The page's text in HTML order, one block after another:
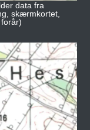
data fra
skærmkortet,